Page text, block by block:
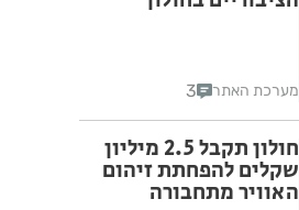
מערכת האתר 3
חולון תקבל 2.5 מיליון
שקלים להפחתת זיהום
האוויר מתחבורה